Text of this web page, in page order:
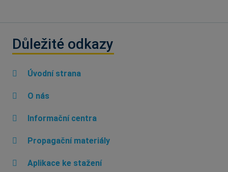
Důležité odkazy
Úvodní strana
O nás
Informační centra
Propagační materiály
Aplikace ke stažení